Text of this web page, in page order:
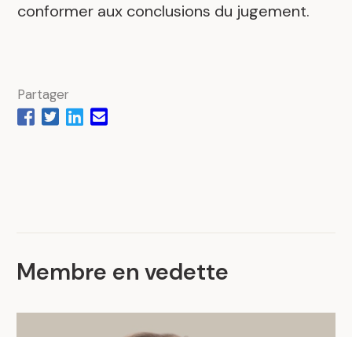
conformer aux conclusions du jugement.
Partager
Membre en vedette